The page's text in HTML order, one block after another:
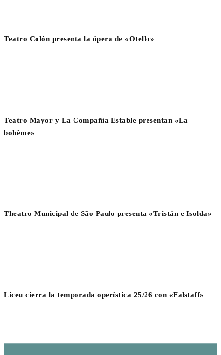
Teatro Colón presenta la ópera de «Otello»
Teatro Mayor y La Compañía Estable presentan «La
bohème»
Theatro Municipal de São Paulo presenta «Tristán e Isolda»
Liceu cierra la temporada operística 25/26 con «Falstaff»